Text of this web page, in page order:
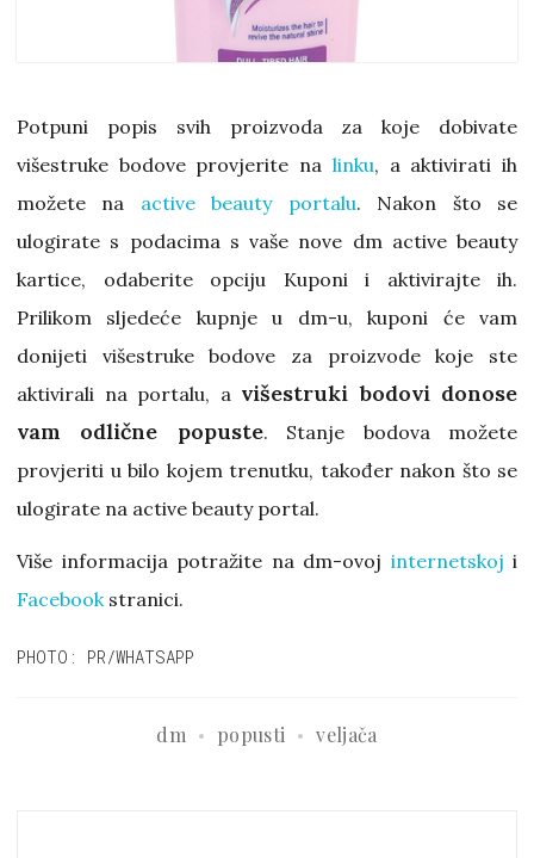
Potpuni popis svih proizvoda za koje dobivate
višestruke bodove provjerite na linku, a aktivirati ih
možete na active beauty portalu. Nakon što se
ulogirate s podacima s vaše nove dm active beauty
kartice, odaberite opciju Kuponi i aktivirajte ih.
Prilikom sljedeće kupnje u dm-u, kuponi će vam
donijeti višestruke bodove za proizvode koje ste
aktivirali na portalu, a višestruki bodovi donose
vam odlične popuste. Stanje bodova možete
provjeriti u bilo kojem trenutku, također nakon što se
ulogirate na active beauty portal.
Više informacija potražite na dm-ovoj internetskoj i
Facebookstranici.
PHOTO: PR/WHATSAPP
dm popusti veljača